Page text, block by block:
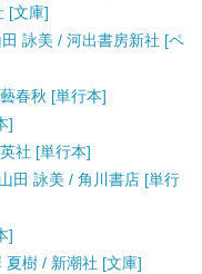
[文庫]
詠美 / 河出書房新社 [ペ
春秋 [単行本]
]
社 [単行本]
田 詠美 / 角川書店 [単行
]
夏樹 / 新潮社 [文庫]